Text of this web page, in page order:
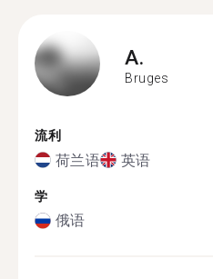
A.
Bruges
流利
荷兰语 英语
学
俄语